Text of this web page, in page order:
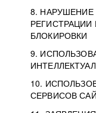
8.
БЛОКИРОВКИ
9.
10.
СЕРВИСОВ